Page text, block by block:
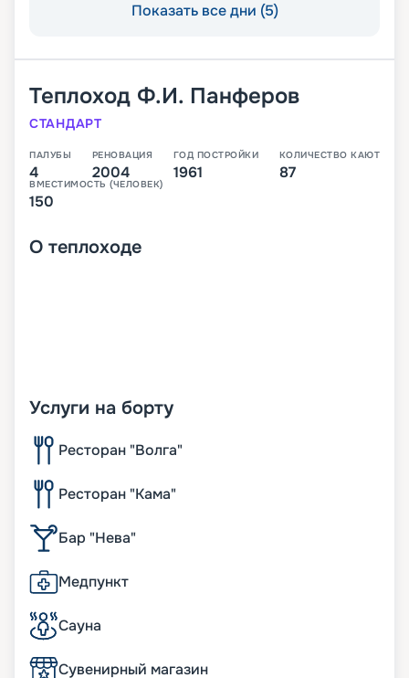
Показать все дни (5)
Теплоход Ф.И. Панферов
СТАНДАРТ
ПАЛУБЫ
4
РЕНОВАЦИЯ
2004
ГОД ПОСТРОЙКИ
1961
КОЛИЧЕСТВО КАЮТ
87
ВМЕСТИМОСТЬ (ЧЕЛОВЕК)
150
О теплоходе
Услуги на борту
Ресторан "Волга"
Ресторан "Кама"
Бар "Нева"
Медпункт
Сауна
Сувенирный магазин